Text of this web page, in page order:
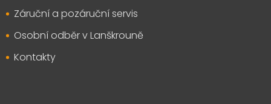
Záruční a pozáruční servis
Osobní odběr v Lanškrouně
Kontakty